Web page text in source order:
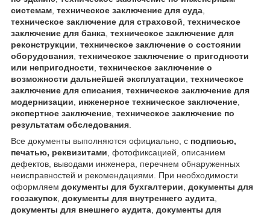
системам техническое заключение для суда
техническое заключение для страховой техническое
заключение для банка техническое заключение для
реконструкции техническое заключение о состоянии
оборудования техническое заключение о пригодности
или непригодности техническое заключение о
возможности дальнейшей эксплуатации техническое
заключение для списания техническое заключение для
модернизации
инженерное техническое заключение
экспертное заключение техническое заключение по
результатам обследования
Все документы выполняются официально, с подписью,
печатью, реквизитами , фотофиксацией, описанием
дефектов, выводами инженера, перечнем обнаруженных
неисправностей и рекомендациями. При необходимости
оформляем документы для бухгалтерии документы для
госзакупок документы для внутреннего аудита
документы для внешнего аудита документы для